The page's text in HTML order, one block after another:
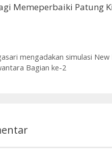
Memeperbaiki Patung
mengadakan simulasi
Bagian ke-2